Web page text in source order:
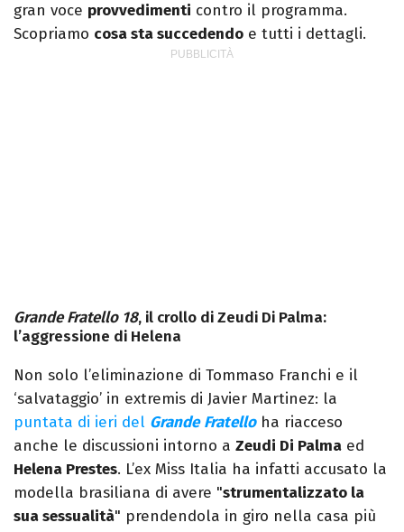
gran voce provvedimenti contro il programma.
Scopriamo cosa sta succedendo e tutti i dettagli.
Grande Fratello 18, il crollo di Zeudi Di Palma:
l’aggressione di Helena
Non solo l’eliminazione di Tommaso Franchi e il
‘salvataggio’ in extremis di Javier Martinez: la
puntata di ieri del Grande Fratelloha riacceso
anche le discussioni intorno a Zeudi Di Palma ed
Helena Prestes. L’ex Miss Italia ha infatti accusato la
modella brasiliana di avere "strumentalizzato la
sua sessualità" prendendola in giro nella casa più